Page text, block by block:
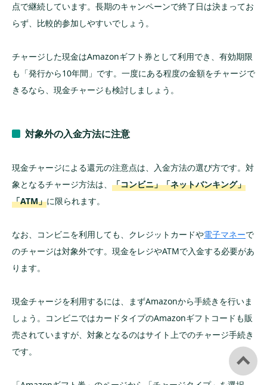
点で継続しています。長期のキャンペーンで終了日は決まってお
らず、比較的参加しやすいでしょう。
チャージした現金はAmazonギフト券として利用でき、有効期限
も「発行から10年間」です。一度にある程度の金額をチャージで
きるなら、現金チャージも検討しましょう。
対象外の入金方法に注意
現金チャージによる還元の注意点は、入金方法の選び方です。対
象となるチャージ方法は、 「コンビニ」「ネットバンキング」
「ATM」に限られます。
なお、コンビニを利用しても、クレジットカードや電子マネーで
のチャージは対象外です。現金をレジやATMで入金する必要があ
ります。
現金チャージを利用するには、まずAmazonから手続きを行いま
しょう。コンビニではカードタイプのAmazonギフトコードも販
売されていますが、対象となるのはサイト上でのチャージ手続き
です。